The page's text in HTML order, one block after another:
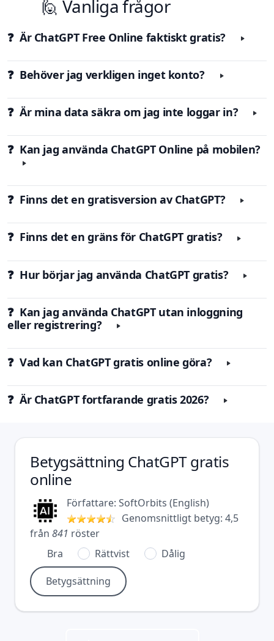
🙋 Vanliga frågor
❓ Är ChatGPT Free Online faktiskt gratis?
❓ Behöver jag verkligen inget konto?
❓ Är mina data säkra om jag inte loggar in?
❓ Kan jag använda ChatGPT Online på mobilen?
❓ Finns det en gratisversion av ChatGPT?
❓ Finns det en gräns för ChatGPT gratis?
❓ Hur börjar jag använda ChatGPT gratis?
❓ Kan jag använda ChatGPT utan inloggning
eller registrering?
❓ Vad kan ChatGPT gratis online göra?
❓ Är ChatGPT fortfarande gratis 2026?
Betygsättning ChatGPT gratis
online
Författare: SoftOrbits (English)
Genomsnittligt betyg: 4,5
från 841 röster
Bra
Rättvist Dålig